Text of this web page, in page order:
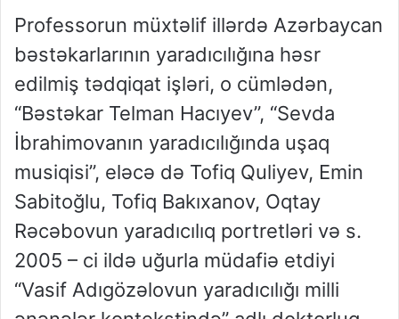
Professorun müxtəlif illərdə Azərbaycan
bəstəkarlarının yaradıcılığına həsr
edilmiş tədqiqat işləri, o cümlədən,
“Bəstəkar Telman Hacıyev”, “Sevda
İbrahimovanın yaradıcılığında uşaq
musiqisi”, eləcə də Tofiq Quliyev, Emin
Sabitoğlu, Tofiq Bakıxanov, Oqtay
Rəcəbovun yaradıcılıq portretləri və s.
2005 – ci ildə uğurla müdafiə etdiyi
“Vasif Adıgözəlovun yaradıcılığı milli